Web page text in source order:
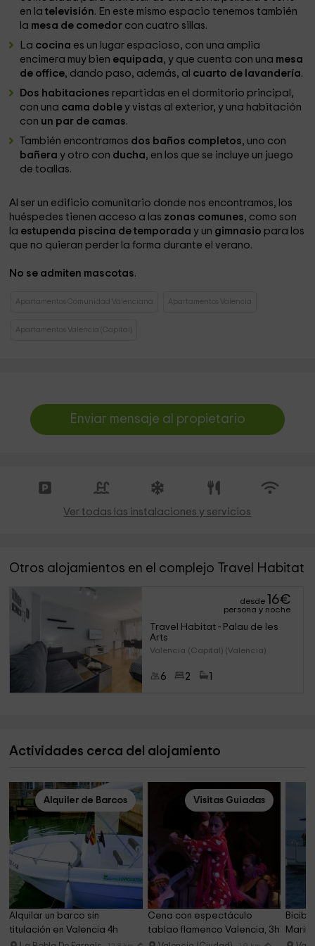
en latelevisión. En este mismo espacio tenemos también
la mesa de comedor con cuatro sillas.
La cocina es un lugar espacioso, con una amplia
encimera muy bien equipada, y que cuenta con una mesa
de office, dando paso, además, al cuarto de lavandería.
Dos habitaciones repartidas en el dormitorio principal,
con una cama doble y vistas al exterior, y una habitación
con un par de camas.
También encontramos dos baños completos, uno con
bañeray otro con ducha, en los que se incluye un juego
de toallas.
Al ser un edificio comunitario donde nos encontramos, los
huéspedes tienen acceso a las zonas comunes, como son
la estupenda piscina de temporada y un gimnasio para los
que no quieran perder la forma durante el verano.
No se admiten mascotas.
Apartamentos Comunidad Valenciana Apartamentos Valencia
Apartamentos Valencia (Capital)
Enviar mensaje al propietario
Ver todas las instalaciones y servicios
Otros alojamientos en el complejo Travel Habitat
desde 16€
persona y noche
Travel Habitat - Palau de les
Arts
Valencia (Capital) (Valencia)
6 2
Actividades cerca del alojamiento
Alquiler de Barcos
Alquilar un barco sin
titulación en Valencia 4h
Visitas Guiadas
Cena con espectáculo
tablao flamenco Valencia, 3h